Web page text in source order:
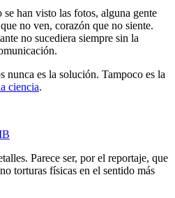
han visto las fotos, alguna gente
no ven, corazón que no siente.
no sucediera siempre sin la
nunca es la solución. Tampoco es la
ciencia.
Parece ser, por el reportaje, que
torturas físicas en el sentido más